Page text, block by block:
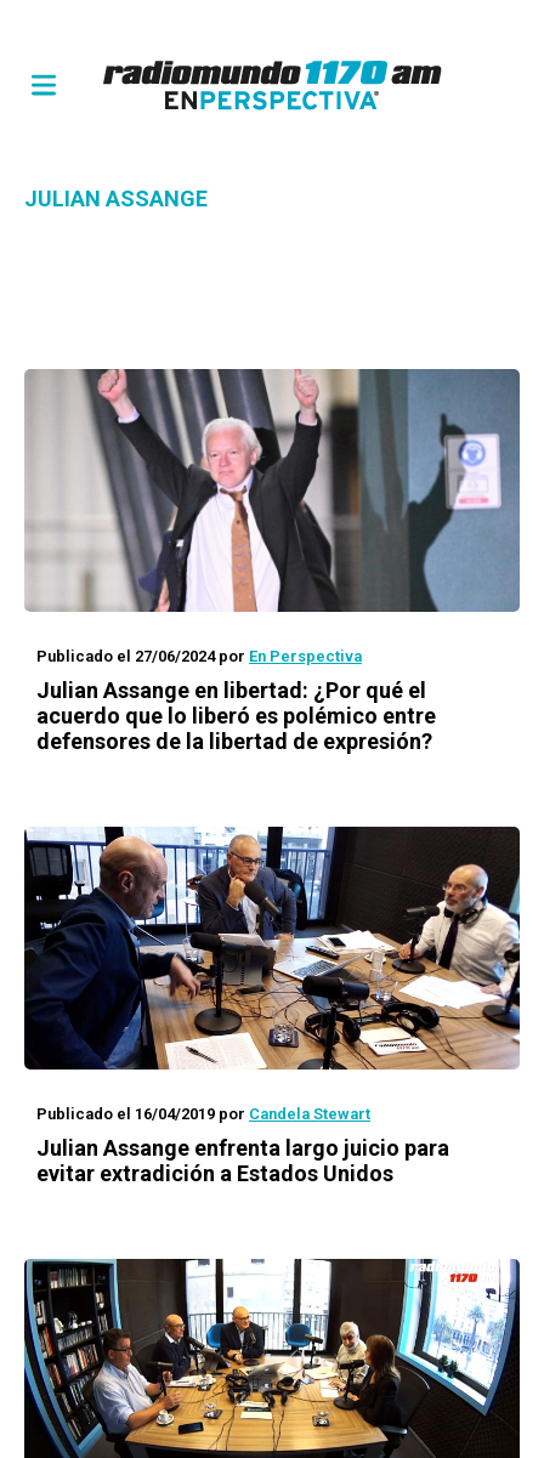
JULIAN ASSANGE
Publicado el 27/06/2024por En Perspectiva
Julian Assange en libertad: ¿Por qué el
acuerdo que lo liberó es polémico entre
defensores de la libertad de expresión?
Publicado el 16/04/2019 por Candela Stewart
Julian Assange enfrenta largo juicio para
evitar extradición a Estados Unidos